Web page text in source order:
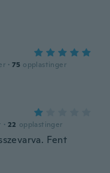
· 75 opplastinger
· 22 opplastinger
Fent